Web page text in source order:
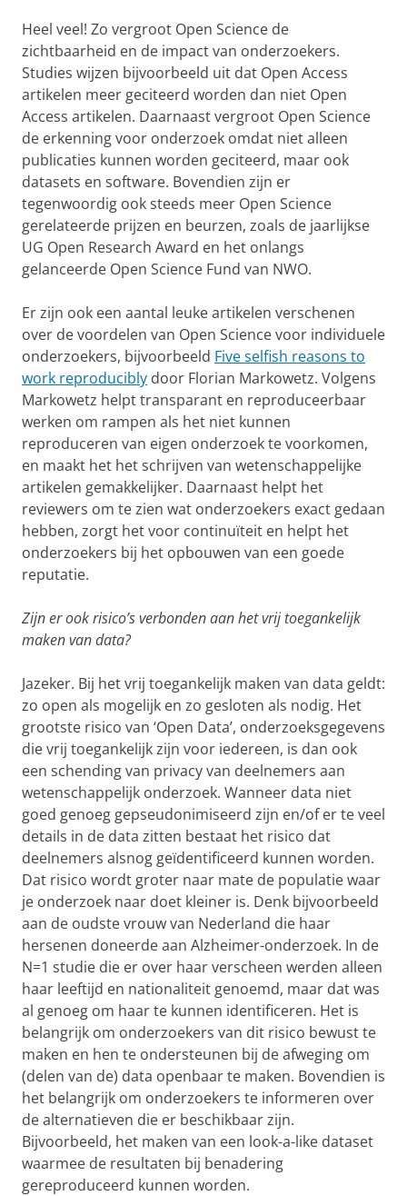
Heel veel! Zo vergroot Open Science de
zichtbaarheid en de impact van onderzoekers.
Studies wijzen bijvoorbeeld uit dat Open Access
artikelen meer geciteerd worden dan niet Open
Access artikelen. Daarnaast vergroot Open Science
de erkenning voor onderzoek omdat niet alleen
publicaties kunnen worden geciteerd, maar ook
datasets en software. Bovendien zijn er
tegenwoordig ook steeds meer Open Science
gerelateerde prijzen en beurzen, zoals de jaarlijkse
UG Open Research Award en het onlangs
gelanceerde Open Science Fund van NWO.
Er zijn ook een aantal leuke artikelen verschenen
over de voordelen van Open Science voor individuele
onderzoekers, bijvoorbeeld Five selfish reasons to
work reproducibly door Florian Markowetz. Volgens
Markowetz helpt transparant en reproduceerbaar
werken om rampen als het niet kunnen
reproduceren van eigen onderzoek te voorkomen,
en maakt het het schrijven van wetenschappelijke
artikelen gemakkelijker. Daarnaast helpt het
reviewers om te zien wat onderzoekers exact gedaan
hebben, zorgt het voor continuïteit en helpt het
onderzoekers bij het opbouwen van een goede
reputatie.
Zijn er ook risico’s verbonden aan het vrij toegankelijk
maken van data?
Jazeker. Bij het vrij toegankelijk maken van data geldt:
zo open als mogelijk en zo gesloten als nodig. Het
grootste risico van ‘Open Data’, onderzoeksgegevens
die vrij toegankelijk zijn voor iedereen, is dan ook
een schending van privacy van deelnemers aan
wetenschappelijk onderzoek. Wanneer data niet
goed genoeg gepseudonimiseerd zijn en/of er te veel
details in de data zitten bestaat het risico dat
deelnemers alsnog geïdentificeerd kunnen worden.
Dat risico wordt groter naar mate de populatie waar
je onderzoek naar doet kleiner is. Denk bijvoorbeeld
aan de oudste vrouw van Nederland die haar
hersenen doneerde aan Alzheimer-onderzoek. In de
N=1 studie die er over haar verscheen werden alleen
haar leeftijd en nationaliteit genoemd, maar dat was
al genoeg om haar te kunnen identificeren. Het is
belangrijk om onderzoekers van dit risico bewust te
maken en hen te ondersteunen bij de afweging om
(delen van de) data openbaar te maken. Bovendien is
het belangrijk om onderzoekers te informeren over
de alternatieven die er beschikbaar zijn.
Bijvoorbeeld, het maken van een look-a-like dataset
waarmee de resultaten bij benadering
gereproduceerd kunnen worden.